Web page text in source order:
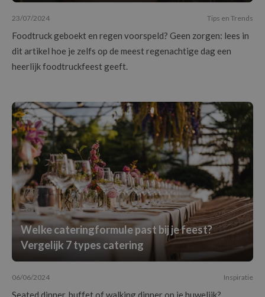
Tips en Trends
23/07/2024
Foodtruck geboekt en regen voorspeld? Geen zorgen: lees in
dit artikel hoe je zelfs op de meest regenachtige dag een
heerlijk foodtruckfeest geeft.
Welke cateringformule past bij je feest?
Vergelijk 7 types catering
Inspiratie
06/06/2024
Seated dinner, buffet of walking dinner op je huwelijk?